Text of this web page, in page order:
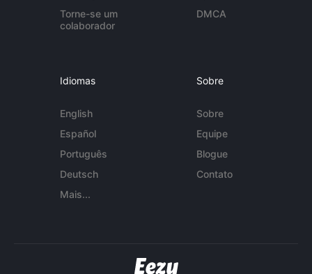
Torne-se um
colaborador
DMCA
Idiomas
English
Español
Português
Deutsch
Mais...
Sobre
Sobre
Equipe
Blogue
Contato